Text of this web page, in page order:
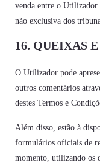
venda entre o Utilizador
não exclusiva dos
16. QUEIXAS
O Utilizador pode
outros comentários
destes Termos e
Além disso, estão à
formulários oficiais de
momento, utilizando os